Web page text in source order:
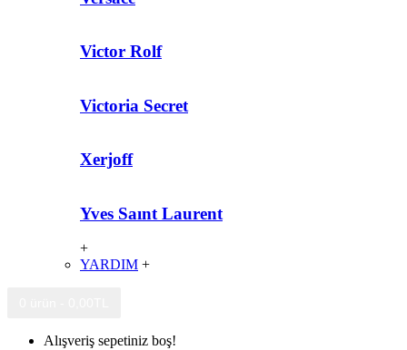
Victor Rolf
Victoria Secret
Xerjoff
Yves Saınt Laurent
+
YARDIM +
Alışveriş sepetiniz boş!